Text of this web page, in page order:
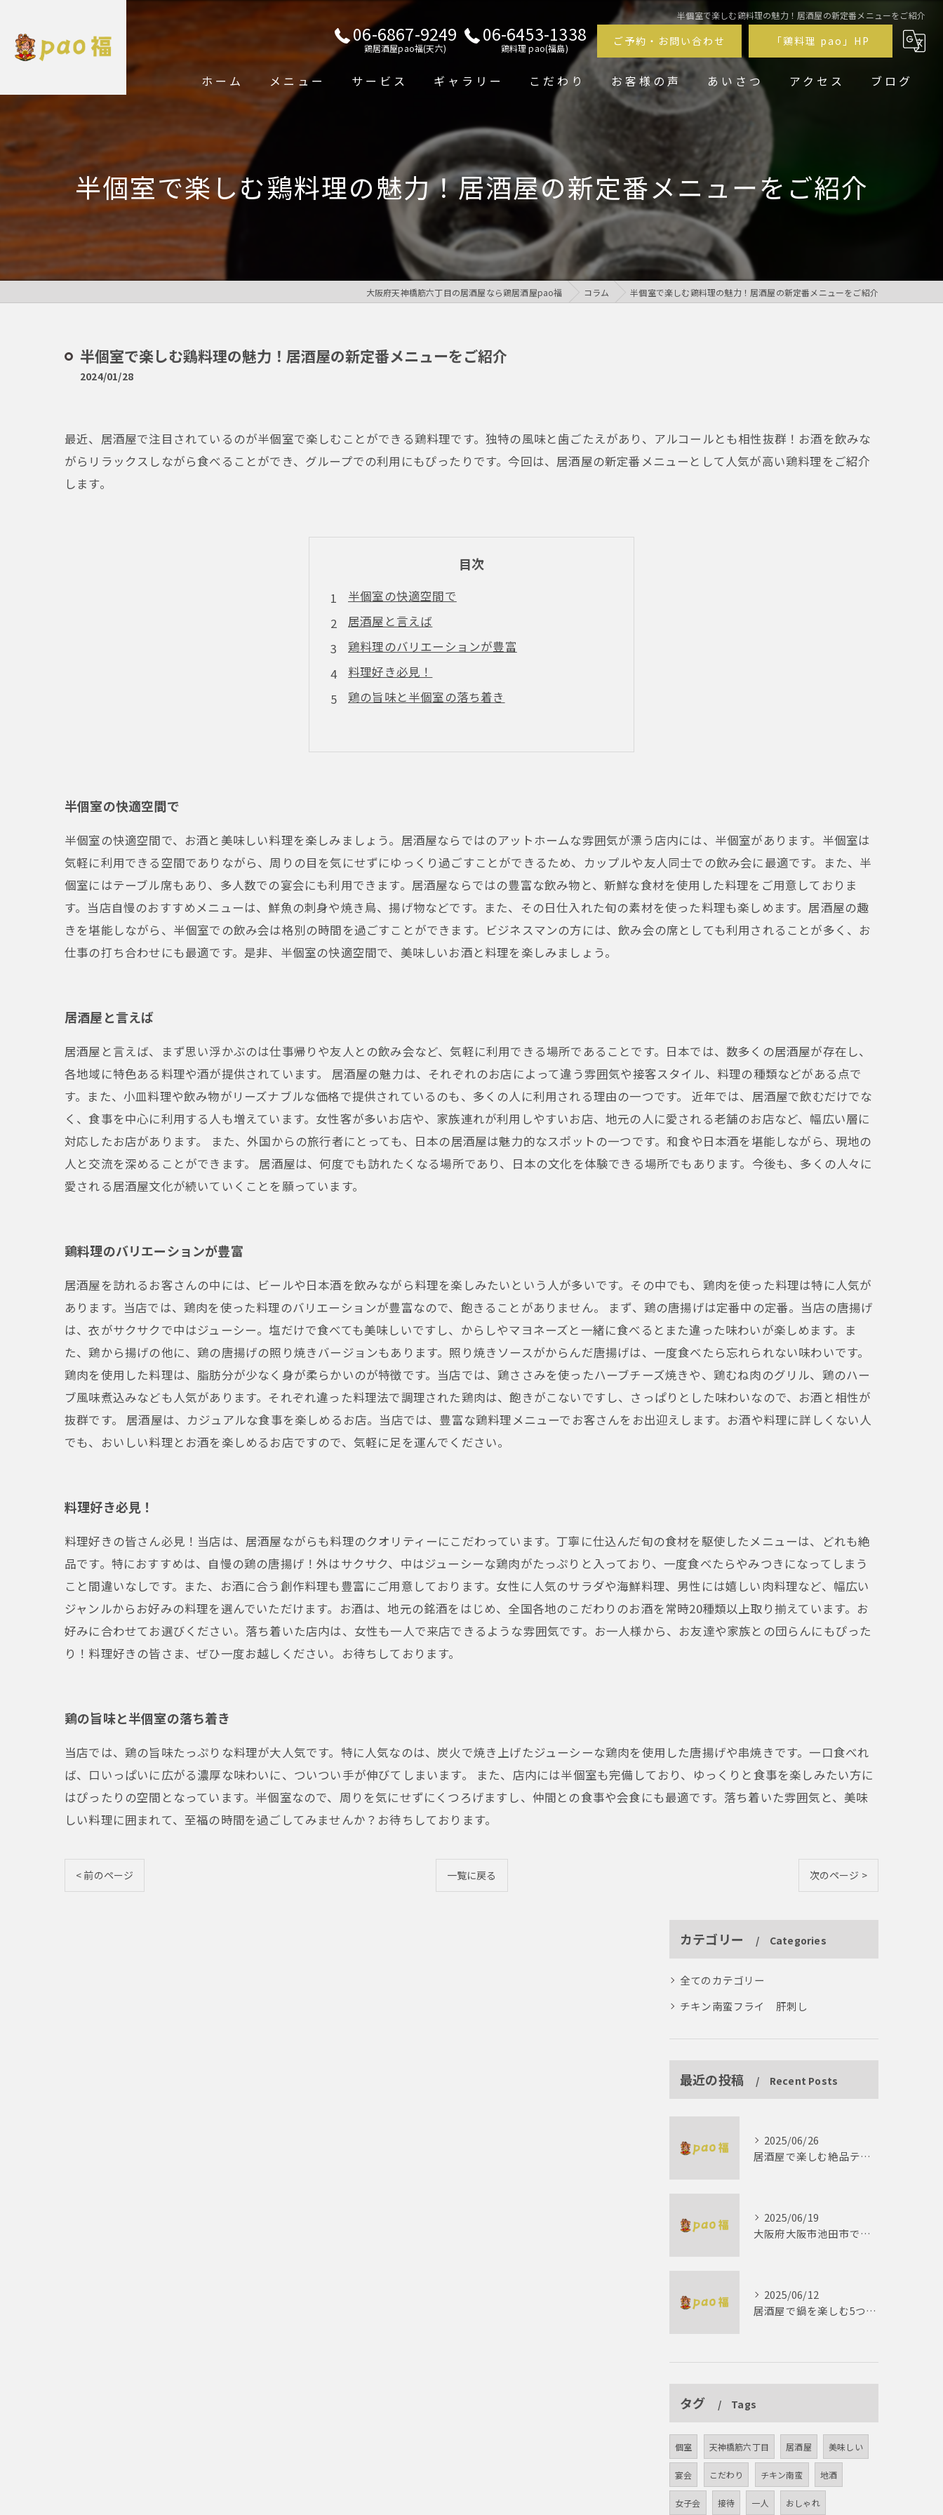
半個室で楽しむ鶏料理の魅力！居酒屋の新定番メニューをご紹介
06-6867-9249
鶏居酒屋pao福(天六)
06-6453-1338
鶏料理 pao(福島)
ご予約・お問い合わせ 「鶏料理 pao」HP
ホーム メニュー サービス ギャラリー こだわり お客様の声 あいさつ アクセス ブログ
半個室で楽しむ鶏料理の魅力！居酒屋の新定番メニューをご紹介
大阪府天神橋筋六丁目の居酒屋なら鶏居酒屋pao福 コラム 半個室で楽しむ鶏料理の魅力！居酒屋の新定番メニューをご紹介
半個室で楽しむ鶏料理の魅力！居酒屋の新定番メニューをご紹介
2024/01/28
最近、居酒屋で注目されているのが半個室で楽しむことができる鶏料理です。独特の風味と歯ごたえがあり、アルコールとも相性抜群！お酒を飲みな
がらリラックスしながら食べることができ、グループでの利用にもぴったりです。今回は、居酒屋の新定番メニューとして人気が高い鶏料理をご紹介
します。
目次
半個室の快適空間で
居酒屋と言えば
鶏料理のバリエーションが豊富
料理好き必見！
鶏の旨味と半個室の落ち着き
半個室の快適空間で
半個室の快適空間で、お酒と美味しい料理を楽しみましょう。居酒屋ならではのアットホームな雰囲気が漂う店内には、半個室があります。半個室は
気軽に利用できる空間でありながら、周りの目を気にせずにゆっくり過ごすことができるため、カップルや友人同士での飲み会に最適です。また、半
個室にはテーブル席もあり、多人数での宴会にも利用できます。居酒屋ならではの豊富な飲み物と、新鮮な食材を使用した料理をご用意しておりま
す。当店自慢のおすすめメニューは、鮮魚の刺身や焼き鳥、揚げ物などです。また、その日仕入れた旬の素材を使った料理も楽しめます。居酒屋の趣
きを堪能しながら、半個室での飲み会は格別の時間を過ごすことができます。ビジネスマンの方には、飲み会の席としても利用されることが多く、お
仕事の打ち合わせにも最適です。是非、半個室の快適空間で、美味しいお酒と料理を楽しみましょう。
居酒屋と言えば
居酒屋と言えば、まず思い浮かぶのは仕事帰りや友人との飲み会など、気軽に利用できる場所であることです。日本では、数多くの居酒屋が存在し、
各地域に特色ある料理や酒が提供されています。 居酒屋の魅力は、それぞれのお店によって違う雰囲気や接客スタイル、料理の種類などがある点で
す。また、小皿料理や飲み物がリーズナブルな価格で提供されているのも、多くの人に利用される理由の一つです。 近年では、居酒屋で飲むだけでな
く、食事を中心に利用する人も増えています。女性客が多いお店や、家族連れが利用しやすいお店、地元の人に愛される老舗のお店など、幅広い層に
対応したお店があります。 また、外国からの旅行者にとっても、日本の居酒屋は魅力的なスポットの一つです。和食や日本酒を堪能しながら、現地の
人と交流を深めることができます。 居酒屋は、何度でも訪れたくなる場所であり、日本の文化を体験できる場所でもあります。今後も、多くの人々に
愛される居酒屋文化が続いていくことを願っています。
鶏料理のバリエーションが豊富
居酒屋を訪れるお客さんの中には、ビールや日本酒を飲みながら料理を楽しみたいという人が多いです。その中でも、鶏肉を使った料理は特に人気が
あります。当店では、鶏肉を使った料理のバリエーションが豊富なので、飽きることがありません。 まず、鶏の唐揚げは定番中の定番。当店の唐揚げ
は、衣がサクサクで中はジューシー。塩だけで食べても美味しいですし、からしやマヨネーズと一緒に食べるとまた違った味わいが楽しめます。ま
た、鶏から揚げの他に、鶏の唐揚げの照り焼きバージョンもあります。照り焼きソースがからんだ唐揚げは、一度食べたら忘れられない味わいです。
鶏肉を使用した料理は、脂肪分が少なく身が柔らかいのが特徴です。当店では、鶏ささみを使ったハーブチーズ焼きや、鶏むね肉のグリル、鶏のハー
ブ風味煮込みなども人気があります。それぞれ違った料理法で調理された鶏肉は、飽きがこないですし、さっぱりとした味わいなので、お酒と相性が
抜群です。 居酒屋は、カジュアルな食事を楽しめるお店。当店では、豊富な鶏料理メニューでお客さんをお出迎えします。お酒や料理に詳しくない人
でも、おいしい料理とお酒を楽しめるお店ですので、気軽に足を運んでください。
料理好き必見！
料理好きの皆さん必見！当店は、居酒屋ながらも料理のクオリティーにこだわっています。丁寧に仕込んだ旬の食材を駆使したメニューは、どれも絶
品です。特におすすめは、自慢の鶏の唐揚げ！外はサクサク、中はジューシーな鶏肉がたっぷりと入っており、一度食べたらやみつきになってしまう
こと間違いなしです。また、お酒に合う創作料理も豊富にご用意しております。女性に人気のサラダや海鮮料理、男性には嬉しい肉料理など、幅広い
ジャンルからお好みの料理を選んでいただけます。お酒は、地元の銘酒をはじめ、全国各地のこだわりのお酒を常時20種類以上取り揃えています。お
好みに合わせてお選びください。落ち着いた店内は、女性も一人で来店できるような雰囲気です。お一人様から、お友達や家族との団らんにもぴった
り！料理好きの皆さま、ぜひ一度お越しください。お待ちしております。
鶏の旨味と半個室の落ち着き
当店では、鶏の旨味たっぷりな料理が大人気です。特に人気なのは、炭火で焼き上げたジューシーな鶏肉を使用した唐揚げや串焼きです。一口食べれ
ば、口いっぱいに広がる濃厚な味わいに、ついつい手が伸びてしまいます。 また、店内には半個室も完備しており、ゆっくりと食事を楽しみたい方に
はぴったりの空間となっています。半個室なので、周りを気にせずにくつろげますし、仲間との食事や会食にも最適です。落ち着いた雰囲気と、美味
しい料理に囲まれて、至福の時間を過ごしてみませんか？お待ちしております。
< 前のページ 一覧に戻る 次のページ >
カテゴリー Categories
全てのカテゴリー
チキン南蛮フライ 肝刺し
最近の投稿 Recent Posts
2025/06/26
居酒屋で楽しむ絶品テリーヌの世界
2025/06/19
大阪府大阪市池田市で楽しむしゃぶしゃぶの魅力とは？
2025/06/12
居酒屋で鍋を楽しむ5つの理由 ゆったりとした時間を
タグ Tags
個室 天神橋筋六丁目 居酒屋 美味しい
宴会 こだわり チキン南蛮 地酒
女子会 接待 一人 おしゃれ